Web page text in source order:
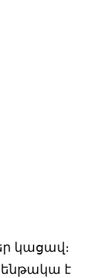
կացավ։
ենթակա է